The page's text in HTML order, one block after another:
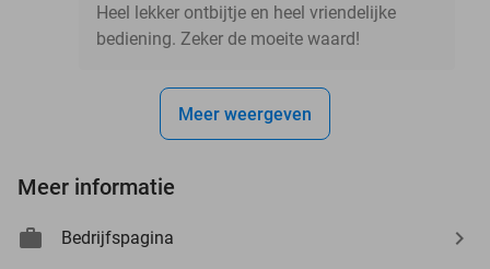
Heel lekker ontbijtje en heel vriendelijke
bediening. Zeker de moeite waard!
Meer weergeven
Meer informatie
Bedrijfspagina